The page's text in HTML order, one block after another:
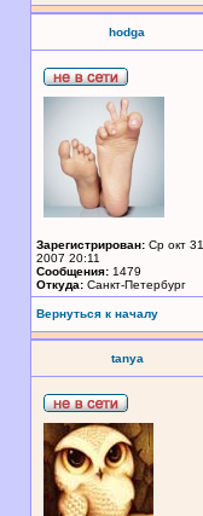
hodga
Зарегистрирован: Ср окт 31,
2007 20:11
Сообщения: 1479
Откуда: Санкт-Петербург
Вернуться к началу
tanya